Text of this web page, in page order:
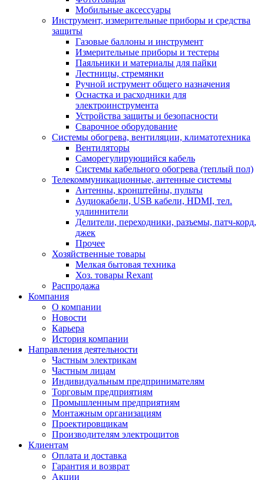
Мобильные аксессуары
Инструмент, измерительные приборы и средства
защиты
Газовые баллоны и инструмент
Измерительные приборы и тестеры
Паяльники и материалы для пайки
Лестницы, стремянки
Ручной иструмент общего назначения
Оснастка и расходники для
электроинструмента
Устройства защиты и безопасности
Сварочное оборудование
Системы обогрева, вентиляции, климатотехника
Вентиляторы
Саморегулирующийся кабель
Системы кабельного обогрева (теплый пол)
Телекоммуникационные, антенные системы
Антенны, кронштейны, пульты
Аудиокабели, USB кабели, HDMI, тел.
удлиннители
Делители, переходники, разъемы, патч-корд,
джек
Прочее
Хозяйственные товары
Мелкая бытовая техника
Хоз. товары Rexant
Распродажа
Компания
О компании
Новости
Карьера
История компании
Направления деятельности
Частным электрикам
Частным лицам
Индивидуальным предпринимателям
Торговым предприятиям
Промышленным предприятиям
Монтажным организациям
Проектировщикам
Производителям электрощитов
Клиентам
Оплата и доставка
Гарантия и возврат
Акции